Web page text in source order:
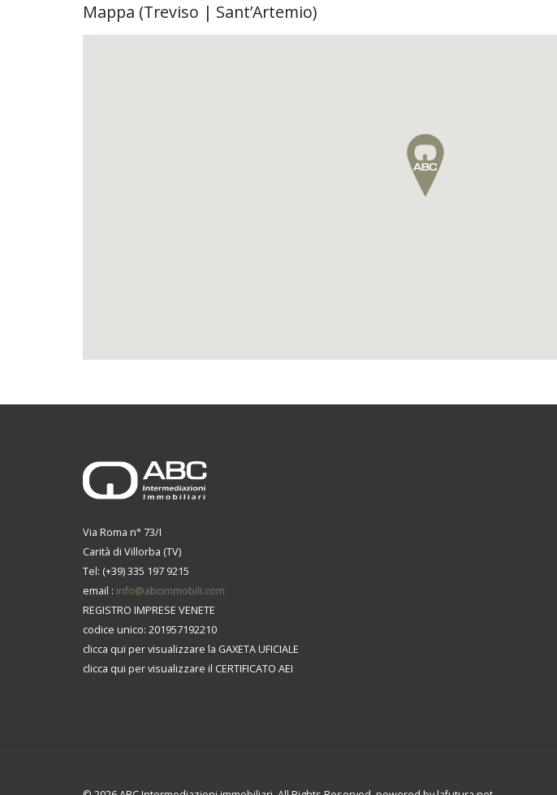
Mappa (Treviso | Sant’Artemio)
Via Roma n° 73/I
Carità di Villorba (TV)
Tel: (+39) 335 197 9215
email : info@abcimmobili.com
REGISTRO IMPRESE VENETE
codice unico: 201957192210
clicca qui per visualizzare la GAXETA UFICIALE
clicca qui per visualizzare il CERTIFICATO AEI